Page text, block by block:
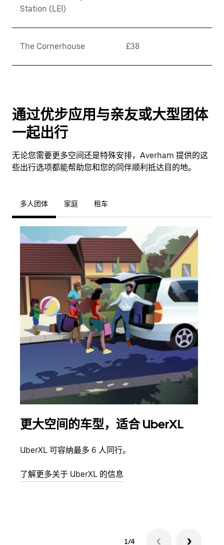
Station (LEI)
The Cornerhouse £38
通过优步应用与亲友或大型团体
一起出行
无论您需要更多空间还是特殊安排，Averham 提供的这
些出行选项都能帮助您和您的同伴顺利抵达目的地。
多人团体 家庭 租车
更大空间的车型，适合 UberXL
UberXL 可容纳最多 6 人同行。
了解更多关于 UberXL 的信息
1/4